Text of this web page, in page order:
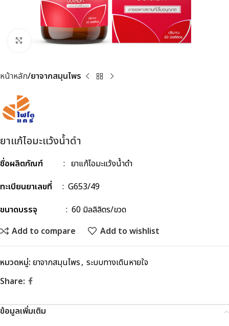
Click to enlarge
หน้าหลัก ยาจากสมุนไพร
ยาแก้ไอมะแว้งน้ำดำ
ชื่อผลิตภัณฑ์
: ยาแก้ไอมะแว้งน้ำดำ
ทะเบียนยาเลขที่ : G653/49
ขนาดบรรจุ
: 60 มิลลิลิตร/ขวด
Add to compare
Add to wishlist
หมวดหมู่: ยาจากสมุนไพร, ระบบทางเดินหายใจ
Share:
ข้อมูลเพิ่มเติม